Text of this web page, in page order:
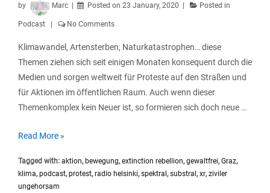
by Marc Posted on 23 January, 2020 Posted in
Podcast No Comments
Klimawandel, Artensterben, Naturkatastrophen… diese
Themen ziehen sich seit einigen Monaten konsequent durch die
Medien und sorgen weltweit für Proteste auf den Straßen und
für Aktionen im öffentlichen Raum. Auch wenn dieser
Themenkomplex kein Neuer ist, so formieren sich doch neue …
SP054
Extinction
Rebellion
Read More »
Tagged with: aktion, bewegung,extinction rebellion,gewaltfrei,Graz,
klima,podcast,protest,radio helsinki,spektral ,substral ,xr,ziviler
ungehorsam